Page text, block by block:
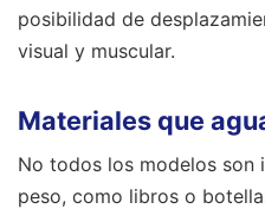
posibilidad de
visual y muscular.
Materiales que
No todos los modelos son
peso, como libros o